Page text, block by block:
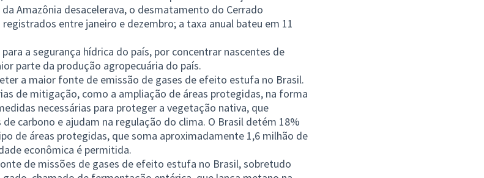
Amazônia desacelerava, o desmatamento do Cerrado
entre janeiro e dezembro; a taxa anual bateu em 11
a segurança hídrica do país, por concentrar nascentes de
parte da produção agropecuária do país.
a maior fonte de emissão de gases de efeito estufa no Brasil.
de mitigação, como a ampliação de áreas protegidas, na forma
necessárias para proteger a vegetação nativa, que
carbono e ajudam na regulação do clima. O Brasil detém 18%
de áreas protegidas, que soma aproximadamente 1,6 milhão de
econômica é permitida.
de missões de gases de efeito estufa no Brasil, sobretudo